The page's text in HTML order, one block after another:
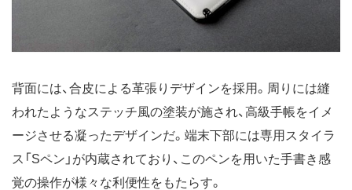
背面には、合皮による革張りデザインを採用。周りには縫
われたようなステッチ風の塗装が施され、高級手帳をイメ
ージさせる凝ったデザインだ。端末下部には専用スタイラ
ス「Sペン」が内蔵されており、このペンを用いた手書き感
覚の操作が様々な利便性をもたらす。